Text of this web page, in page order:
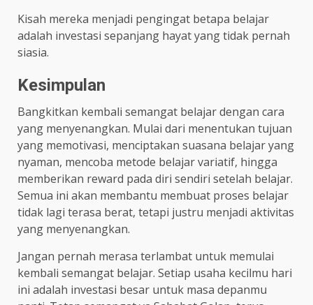
Kisah mereka menjadi pengingat betapa belajar
adalah investasi sepanjang hayat yang tidak pernah
siasia.
Kesimpulan
Bangkitkan kembali semangat belajar dengan cara
yang menyenangkan. Mulai dari menentukan tujuan
yang memotivasi, menciptakan suasana belajar yang
nyaman, mencoba metode belajar variatif, hingga
memberikan reward pada diri sendiri setelah belajar.
Semua ini akan membantu membuat proses belajar
tidak lagi terasa berat, tetapi justru menjadi aktivitas
yang menyenangkan.
Jangan pernah merasa terlambat untuk memulai
kembali semangat belajar. Setiap usaha kecilmu hari
ini adalah investasi besar untuk masa depanmu